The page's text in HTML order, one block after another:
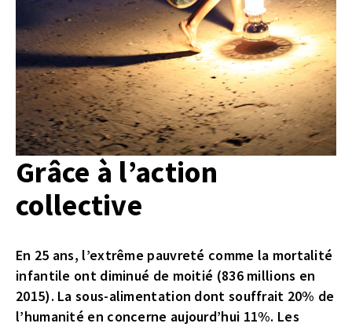
Grâce à l’action
collective
En 25 ans, l’extrême pauvreté comme la mortalité
infantile ont diminué de moitié (836 millions en
2015). La sous-alimentation dont souffrait 20% de
l’humanité en concerne aujourd’hui 11%. Les